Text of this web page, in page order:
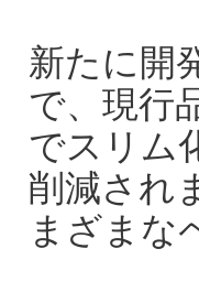
新たに開
で、現行
でスリム
削減され
まざまな